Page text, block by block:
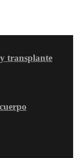
transplante